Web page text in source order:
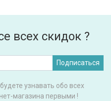
всех скидок ?
Подписаться
узнавать обо всех
магазина первыми !